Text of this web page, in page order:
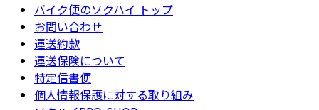
バイク便のソクハイ トップ
お問い合わせ
運送約款
運送保険について
特定信書便
個人情報保護に対する取り組み